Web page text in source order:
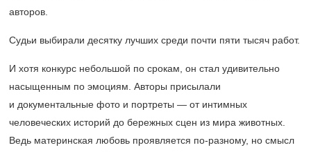
авторов.
Судьи выбирали десятку лучших среди почти пяти тысяч работ.
И хотя конкурс небольшой по срокам, он стал удивительно
насыщенным по эмоциям. Авторы присылали
и документальные фото и портреты — от интимных
человеческих историй до бережных сцен из мира животных.
Ведь материнская любовь проявляется по-разному, но смысл